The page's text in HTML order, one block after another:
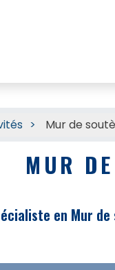
Mur de
MUR
en Mur